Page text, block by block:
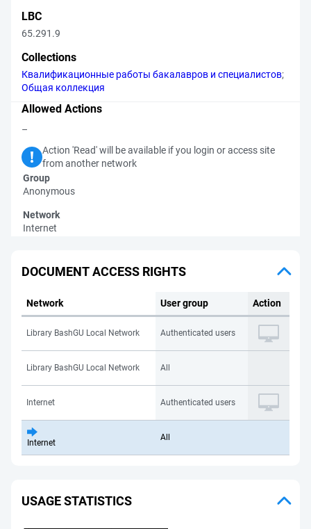
LBC
65.291.9
Collections
Квалификационные работы бакалавров и специалистов;
Общая коллекция
Allowed Actions
–
Action 'Read' will be available if you login or access site
from another network
Group
Anonymous
Network
Internet
DOCUMENT ACCESS RIGHTS
Network User group Action
Library BashGU Local Network Authenticated users
Library BashGU Local Network All
Internet Authenticated users
Internet
All
USAGE STATISTICS